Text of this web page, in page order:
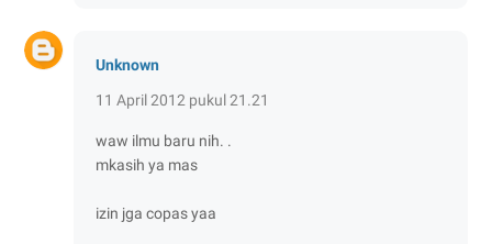
Unknown
11 April 2012 pukul 21.21
waw ilmu baru nih. .
mkasih ya mas
izin jga copas yaa